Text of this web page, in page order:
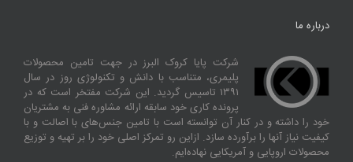
درباره ما
شرکت پایا کروک البرز در جهت تامین محصولات
پلیمری، متناسب با دانش و تکنولوژی روز در سال
۱۳۹۱ تاسیس گردید. این شرکت مفتخر است که در
پرونده کاری خود سابقه ارائه مشاوره فنی به مشتریان
خود را داشته و در کنار آن توانسته‌ است با تامین جنس‌های با اصالت و با
کیفیت نیاز آنها را برآورده سازد. ازاین‌ رو تمرکز اصلی خود را بر تهیه و توزیع
محصولات اروپایی و آمریکایی نهاده‌ایم.